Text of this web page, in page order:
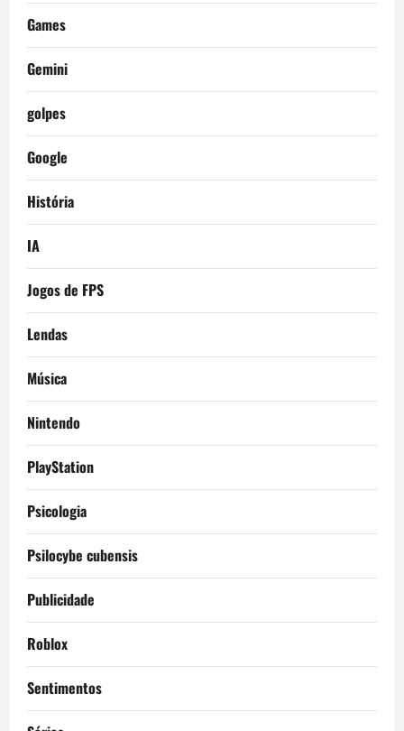
Games
Gemini
golpes
Google
História
IA
Jogos de FPS
Lendas
Música
Nintendo
PlayStation
Psicologia
Psilocybe cubensis
Publicidade
Roblox
Sentimentos